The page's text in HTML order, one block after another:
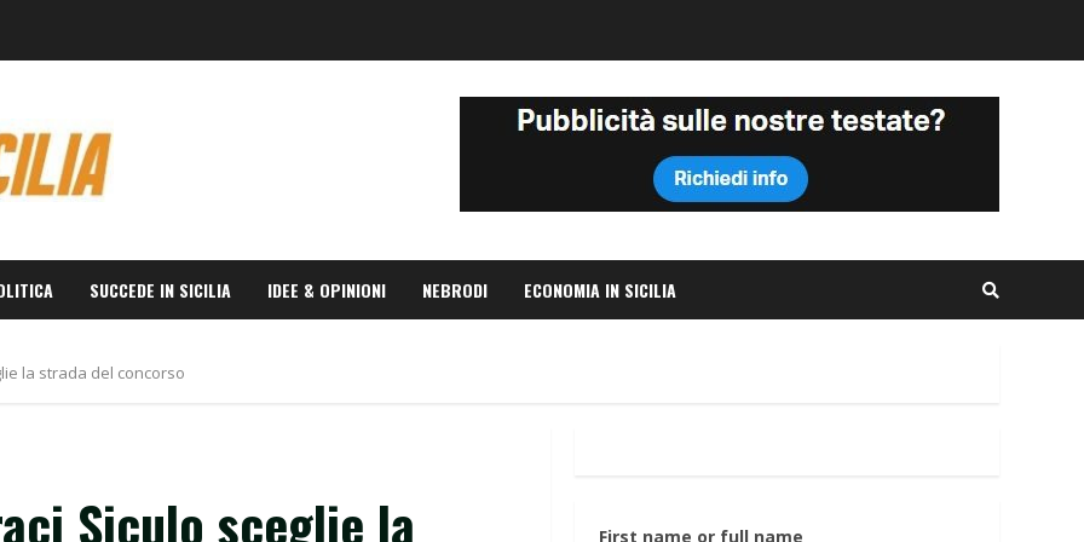
SUCCEDE IN SICILIA IDEE & OPINIONI NEBRODI ECONOMIA IN SICILIA
la strada del concorso
Siculo sceglie la
First name or full name